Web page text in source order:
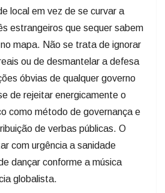
local em vez de se curvar a
estrangeiros que sequer sabem
mapa. Não se trata de ignorar
ou de desmantelar a defesa
óbvias de qualquer governo
de rejeitar energicamente o
como método de governança e
de verbas públicas. O
com urgência a sanidade
dançar conforme a música
globalista.